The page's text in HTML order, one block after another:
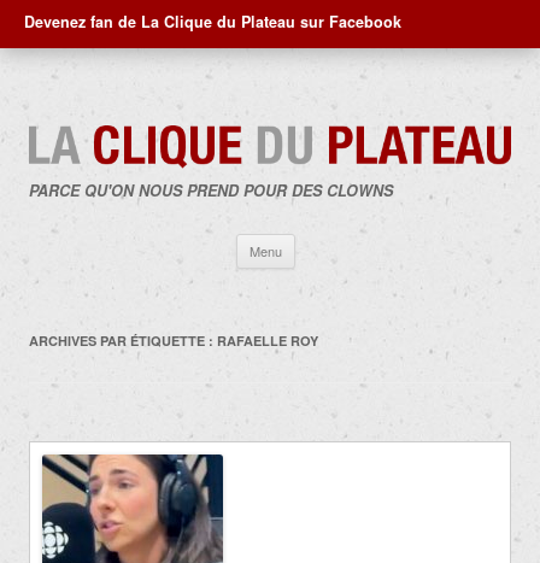
Devenez fan de La Clique du Plateau sur Facebook
PARCE QU'ON NOUS PREND POUR DES CLOWNS
Menu
contenu
ARCHIVES PAR ÉTIQUETTE : RAFAELLE ROY